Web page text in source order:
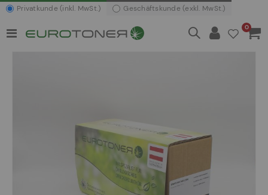
Privatkunde (inkl. MwSt.) Geschäftskunde (exkl. MwSt.)
Navigation
0Artikel